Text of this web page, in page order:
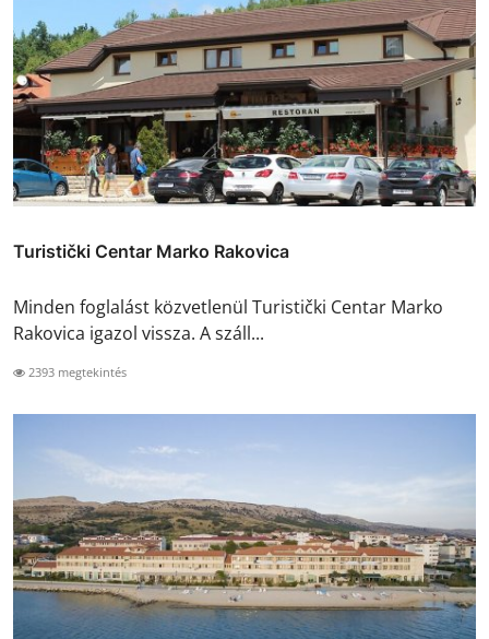
Turistički Centar Marko Rakovica
Minden foglalást közvetlenül Turistički Centar Marko
Rakovica igazol vissza. A száll...
2393 megtekintés